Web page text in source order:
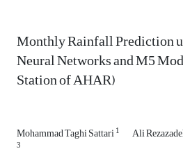
Monthly Rainfall Prediction
Neural Networks and M5
Station of AHAR)
Mohammad Taghi Sattari1 Ali
3